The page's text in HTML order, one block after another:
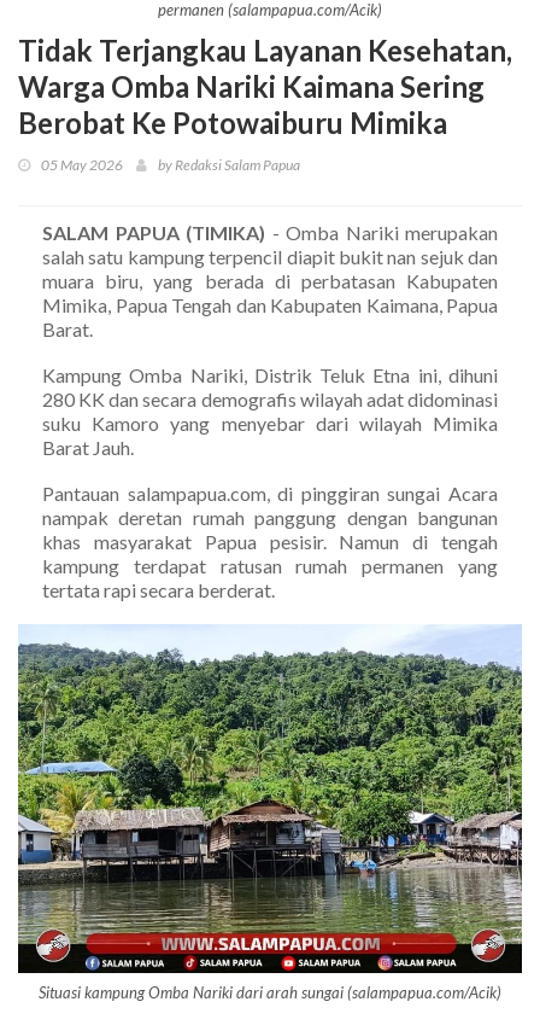
permanen (salampapua.com/Acik)
Tidak Terjangkau Layanan Kesehatan,
Warga Omba Nariki Kaimana Sering
Berobat Ke Potowaiburu Mimika
05 May 2026 by Redaksi Salam Papua
SALAM PAPUA (TIMIKA) - Omba Nariki merupakan
salah satu kampung terpencil diapit bukit nan sejuk dan
muara biru, yang berada di perbatasan Kabupaten
Mimika, Papua Tengah dan Kabupaten Kaimana, Papua
Barat.
Kampung Omba Nariki, Distrik Teluk Etna ini, dihuni
280 KK dan secara demografis wilayah adat didominasi
suku Kamoro yang menyebar dari wilayah Mimika
Barat Jauh.
Pantauan salampapua.com, di pinggiran sungai Acara
nampak deretan rumah panggung dengan bangunan
khas masyarakat Papua pesisir. Namun di tengah
kampung terdapat ratusan rumah permanen yang
tertata rapi secara berderat.
Situasi kampung Omba Nariki dari arah sungai (salampapua.com/Acik)